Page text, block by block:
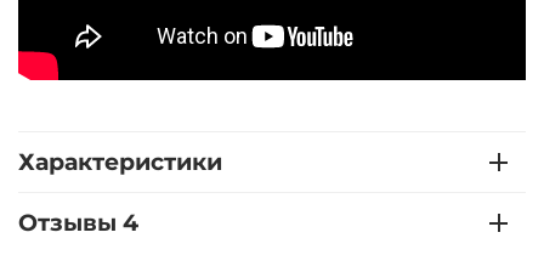
Характеристики
Отзывы 4